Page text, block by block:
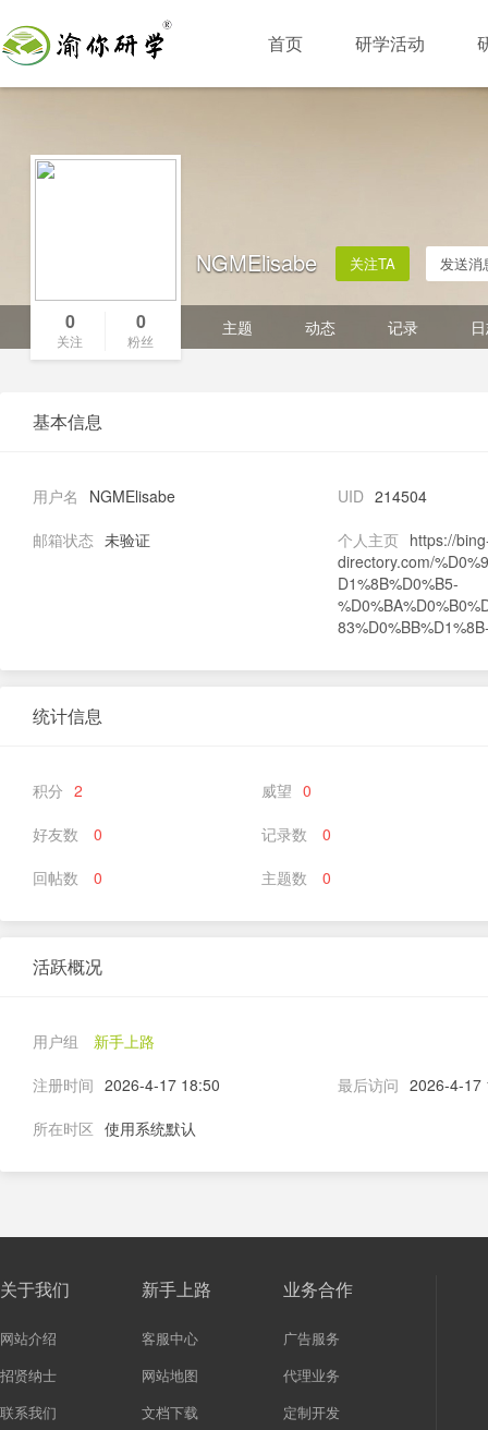
首页 研学活动
0
关注
0
粉丝
NGMElisabe 关注TA 发送消
主题 动态 记录
基本信息
用户名 NGMElisabe UID 214504
邮箱状态 未验证 个人主页 https://
directory.com/
D1%8B%D0%B5-
统计信息
积分 2 威望 0
好友数
0 记录数
0
回帖数
0 主题数 0
活跃概况
用户组
新手上路
注册时间 2026-4-17 18:50 最后访问 2026-4-17
所在时区 使用系统默认
关于我们
网站介绍
招贤纳士
联系我们
新手上路
客服中心
网站地图
文档下载
业务合作
广告服务
代理业务
定制开发